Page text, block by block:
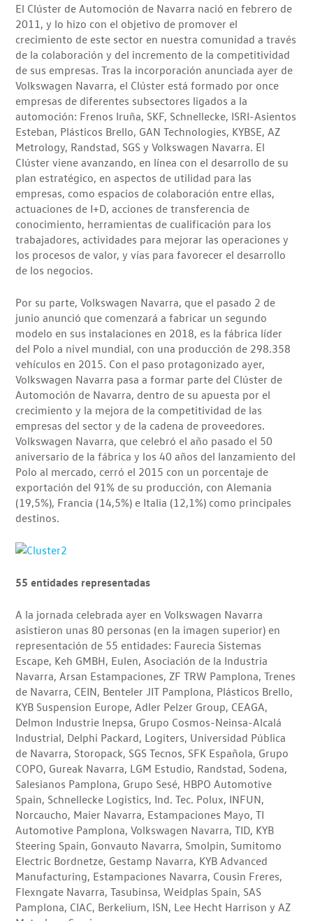
El Clúster de Automoción de Navarra nació en febrero de
2011, y lo hizo con el objetivo de promover el
crecimiento de este sector en nuestra comunidad a través
de la colaboración y del incremento de la competitividad
de sus empresas. Tras la incorporación anunciada ayer de
Volkswagen Navarra, el Clúster está formado por once
empresas de diferentes subsectores ligados a la
automoción: Frenos Iruña, SKF, Schnellecke, ISRI-Asientos
Esteban, Plásticos Brello, GAN Technologies, KYBSE, AZ
Metrology, Randstad, SGS y Volkswagen Navarra. El
Clúster viene avanzando, en línea con el desarrollo de su
plan estratégico, en aspectos de utilidad para las
empresas, como espacios de colaboración entre ellas,
actuaciones de I+D, acciones de transferencia de
conocimiento, herramientas de cualificación para los
trabajadores, actividades para mejorar las operaciones y
los procesos de valor, y vías para favorecer el desarrollo
de los negocios.
Por su parte, Volkswagen Navarra, que el pasado 2 de
junio anunció que comenzará a fabricar un segundo
modelo en sus instalaciones en 2018, es la fábrica líder
del Polo a nivel mundial, con una producción de 298.358
vehículos en 2015. Con el paso protagonizado ayer,
Volkswagen Navarra pasa a formar parte del Clúster de
Automoción de Navarra, dentro de su apuesta por el
crecimiento y la mejora de la competitividad de las
empresas del sector y de la cadena de proveedores.
Volkswagen Navarra, que celebró el año pasado el 50
aniversario de la fábrica y los 40 años del lanzamiento del
Polo al mercado, cerró el 2015 con un porcentaje de
exportación del 91% de su producción, con Alemania
(19,5%), Francia (14,5%) e Italia (12,1%) como principales
destinos.
55 entidades representadas
A la jornada celebrada ayer en Volkswagen Navarra
asistieron unas 80 personas (en la imagen superior) en
representación de 55 entidades: Faurecia Sistemas
Escape, Keh GMBH, Eulen, Asociación de la Industria
Navarra, Arsan Estampaciones, ZF TRW Pamplona, Trenes
de Navarra, CEIN, Benteler JIT Pamplona, Plásticos Brello,
KYB Suspension Europe, Adler Pelzer Group, CEAGA,
Delmon Industrie Inepsa, Grupo Cosmos-Neinsa-Alcalá
Industrial, Delphi Packard, Logiters, Universidad Pública
de Navarra, Storopack, SGS Tecnos, SFK Española, Grupo
COPO, Gureak Navarra, LGM Estudio, Randstad, Sodena,
Salesianos Pamplona, Grupo Sesé, HBPO Automotive
Spain, Schnellecke Logistics, Ind. Tec. Polux, INFUN,
Norcaucho, Maier Navarra, Estampaciones Mayo, TI
Automotive Pamplona, Volkswagen Navarra, TID, KYB
Steering Spain, Gonvauto Navarra, Smolpin, Sumitomo
Electric Bordnetze, Gestamp Navarra, KYB Advanced
Manufacturing, Estampaciones Navarra, Cousin Freres,
Flexngate Navarra, Tasubinsa, Weidplas Spain, SAS
Pamplona, CIAC, Berkelium, ISN, Lee Hecht Harrison y AZ